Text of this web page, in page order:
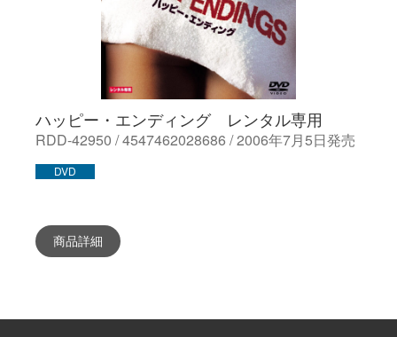
ハッピー・エンディング レンタル専用
RDD-42950 / 4547462028686 / 2006年7月5日発売
DVD
商品詳細